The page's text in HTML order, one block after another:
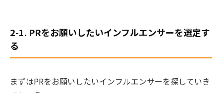
2-1. PRをお願いしたいインフルエンサーを選定す
る
まずはPRをお願いしたいインフルエンサーを探していき